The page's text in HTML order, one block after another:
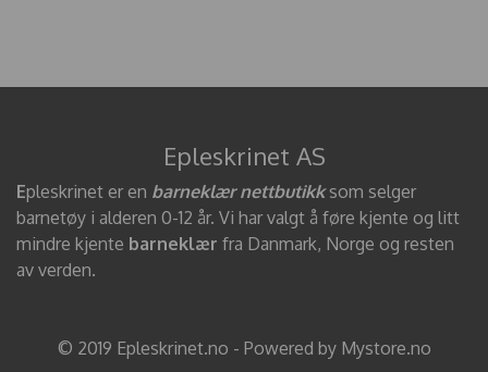
Epleskrinet AS
Epleskrinet er en barneklær nettbutikksom selger
barnetøy i alderen 0-12 år. Vi har valgt å føre kjente og litt
mindre kjente barneklær fra Danmark, Norge og resten
av verden.
© 2019 Epleskrinet.no - Powered by Mystore.no